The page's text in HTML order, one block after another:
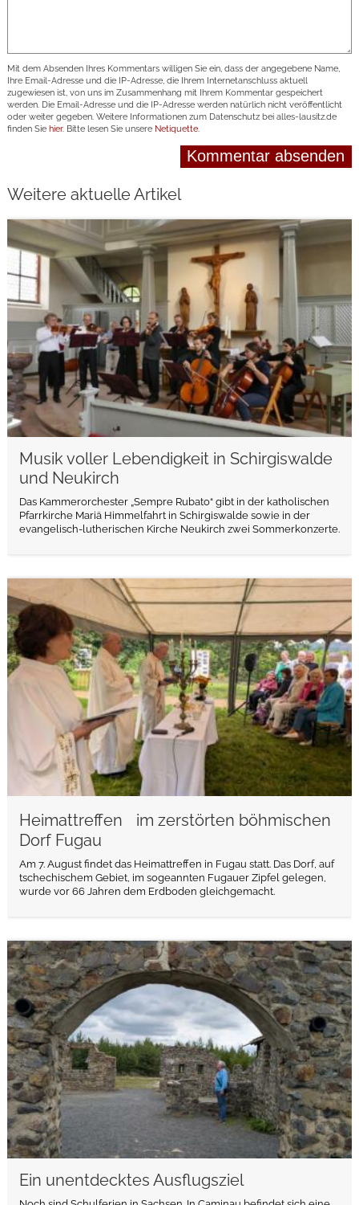
Mit dem Absenden Ihres Kommentars willigen Sie ein, dass der angegebene Name,
Ihre Email-Adresse und die IP-Adresse, die Ihrem Internetanschluss aktuell
zugewiesen ist, von uns im Zusammenhang mit Ihrem Kommentar gespeichert
werden. Die Email-Adresse und die IP-Adresse werden natürlich nicht veröffentlicht
oder weiter gegeben. Weitere Informationen zum Datenschutz bei alles-lausitz.de
finden Sie hier. Bitte lesen Sie unsere Netiquette.
Weitere aktuelle Artikel
Musik voller Lebendigkeit in Schirgiswalde
und Neukirch
Das Kammerorchester „Sempre Rubato“ gibt in der katholischen
Pfarrkirche Mariä Himmelfahrt in Schirgiswalde sowie in der
evangelisch-lutherischen Kirche Neukirch zwei Sommerkonzerte.
weiterlesen
Heimattreffen im zerstörten böhmischen
Dorf Fugau
Am 7. August findet das Heimattreffen in Fugau statt. Das Dorf, auf
tschechischem Gebiet, im sogeannten Fugauer Zipfel gelegen,
wurde vor 66 Jahren dem Erdboden gleichgemacht.
weiterlesen
Ein unentdecktes Ausflugsziel
weiterlesen